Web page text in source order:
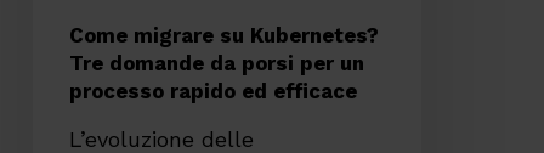
processo
rapido
Come migrare su Kubernetes?
Tre domande da porsi per un
processo rapido ed efficace
L’evoluzione delle